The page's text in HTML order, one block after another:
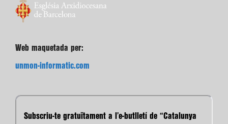
Web maquetada per:
unmon-informatic.com
Subscriu-te gratuïtament a l’e-butlletí de “Catalunya